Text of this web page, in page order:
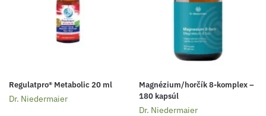
Regulatpro® Metabolic 20 ml
Dr. Niedermaier
Magnézium/horčík 8-komplex –
180 kapsúl
Dr. Niedermaier